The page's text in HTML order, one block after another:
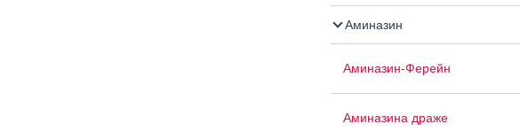
Аминазин
Аминазин-Ферейн
Аминазина драже